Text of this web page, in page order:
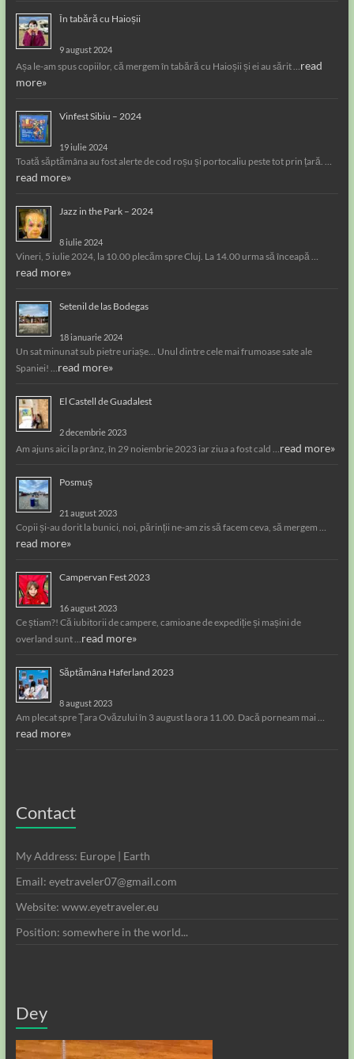
În tabără cu Haioșii
9 august 2024
Așa le-am spus copiilor, că mergem în tabără cu Haioșii și ei au sărit … read
more»
Vinfest Sibiu – 2024
19 iulie 2024
Toată săptămâna au fost alerte de cod roșu și portocaliu peste tot prin țară. …
read more»
Jazz in the Park – 2024
8 iulie 2024
Vineri, 5 iulie 2024, la 10.00 plecăm spre Cluj. La 14.00 urma să înceapă …
read more»
Setenil de las Bodegas
18 ianuarie 2024
Un sat minunat sub pietre uriașe… Unul dintre cele mai frumoase sate ale
Spaniei! … read more»
El Castell de Guadalest
2 decembrie 2023
Am ajuns aici la prânz, în 29 noiembrie 2023 iar ziua a fost cald … read more»
Posmuș
21 august 2023
Copii și-au dorit la bunici, noi, părinții ne-am zis să facem ceva, să mergem …
read more»
Campervan Fest 2023
16 august 2023
Ce știam?! Că iubitorii de campere, camioane de expediție și mașini de
overland sunt … read more»
Săptămâna Haferland 2023
8 august 2023
Am plecat spre Țara Ovăzului în 3 august la ora 11.00. Dacă porneam mai …
read more»
Contact
My Address: Europe | Earth
Email: eyetraveler07@gmail.com
Website: www.eyetraveler.eu
Position: somewhere in the world...
Dey